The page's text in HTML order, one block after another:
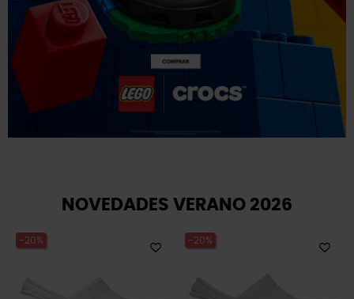
NOVEDADES VERANO 2026
-20% -40%